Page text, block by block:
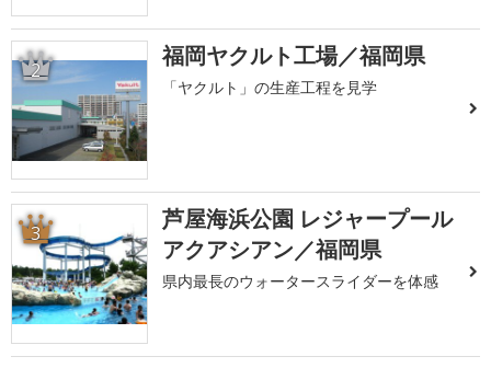
2 福岡ヤクルト工場／福岡県
「ヤクルト」の生産工程を見学
3
芦屋海浜公園 レジャープール
アクアシアン／福岡県
県内最長のウォータースライダーを体感